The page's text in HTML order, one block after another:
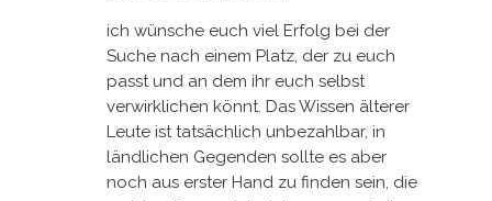
ich wünsche euch viel Erfolg bei der
Suche nach einem Platz, der zu euch
passt und an dem ihr euch selbst
verwirklichen könnt. Das Wissen älterer
Leute ist tatsächlich unbezahlbar, in
ländlichen Gegenden sollte es aber
noch aus erster Hand zu finden sein, die